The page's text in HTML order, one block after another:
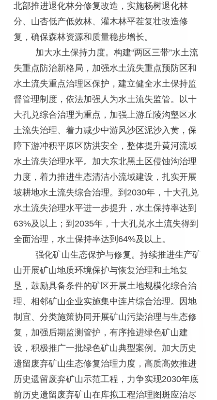
北部推进退化林分修复改造，实施杨树退化林
分、山杏低产低效林、灌木林平茬复壮改造修
复，确保森林资源和质量稳步增长。
加大水土保持力度。构建“两区三带”水土流
失重点防治新格局，加强水土流失重点预防区和
水土流失重点治理区保护，建立健全水土保持监
督管理制度，依法加强人为水土流失监管。以十
大孔兑综合治理为重点，加强上游丘陵沟壑区水
土流失治理、着力减少中游风沙区泥沙入黄，保
障下游冲积平原区防洪安全，整体提升黄河流域
水土流失治理水平。加大东北黑土区侵蚀沟治理
力度，着力推进生态清洁小流域建设，扎实开展
坡耕地水土流失综合治理。到2030年，十大孔兑
水土流失治理水平进一步提升，水土保持率达到
63%及以上；到2035年，十大孔兑水土流失得到
全面治理，水土保持率达到64%及以上。
强化矿山生态保护与修复。持续推进生产矿
山开展矿山地质环境保护与恢复治理和土地复
垦，鼓励具备条件的矿区开展土地规模化综合治
理、相邻矿山企业实施集中连片综合治理。因地
制宜、分类施策协同开展矿山污染治理与生态修
复，加强后期监测管护，有序推进绿色矿山建
设，积极推广一批绿色矿山典型案例。加大历史
遗留废弃矿山生态修复治理力度，高质高效推进
历史遗留废弃矿山示范工程，力争实现2030年底
前历史遗留废弃矿山在库拟工程治理图斑应治尽